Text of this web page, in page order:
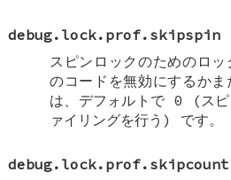
debug.lock.prof.skipspin
スピンロックのためのロ
のコードを無効にするか
は、デフォルトで 0 (スピ
ァイリングを行う) です。
debug.lock.prof.skipcount